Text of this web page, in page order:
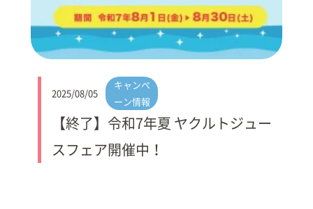
2025/08/05
キャンペ
ーン情報
【終了】令和7年夏 ヤクルトジュー
スフェア開催中！